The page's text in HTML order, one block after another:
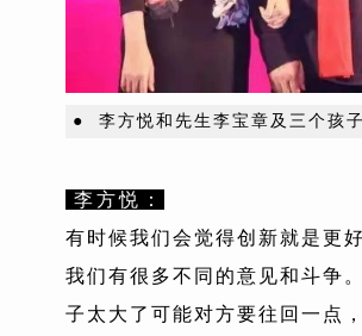
● 李方悦和先生李宝章及三个孩
李方悦：
有时候我们会觉得创新就是更
我们有很多不同的意见和斗争
子太大了可能对方要往回一点